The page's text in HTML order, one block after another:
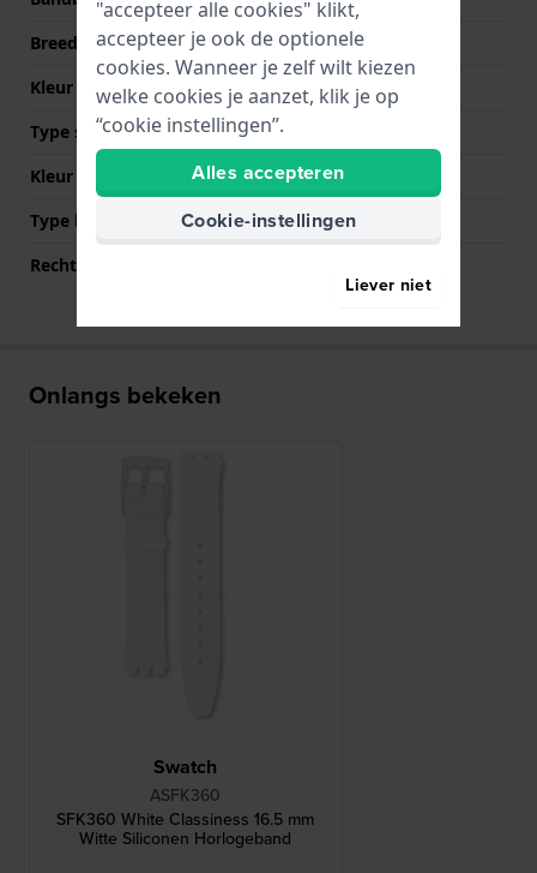
Breedte bandaanzet
16.5 mm
Kleur Band
Type sluiting
Gesp
Kleur sluiting
Transparant
Type bevestiging
Stalen pennen
Rechte bandaanzet
Onlangs bekeken
Swatch
ASFK360
SFK360 White Classiness 16.5 mm
Witte Siliconen Horlogeband
"accepteer alle cookies" klikt,
accepteer je ook de optionele
cookies. Wanneer je zelf wilt kiezen
welke cookies je aanzet, klik je op
“cookie instellingen”.
Alles accepteren
Cookie-instellingen
Liever niet